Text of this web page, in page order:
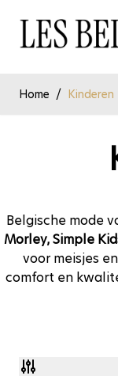
Home / Kinderen
Belgische mode
Morley, Simple
voor meisjes
comfort en